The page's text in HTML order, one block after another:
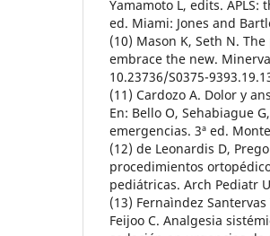
Yamamoto L, edits.
ed. Miami: Jones and
(10) Mason K, Seth N.
embrace the new.
10.23736/S0375-
(11) Cardozo A. Dolor y
En: Bello O, Sehabiague
emergencias. 3ª ed.
(12) de Leonardis D,
procedimientos
pediátricas. Arch Pediatr
(13) Fernaìndez
Feijoo C. Analgesia